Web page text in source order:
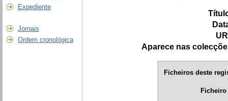
Expediente
Jornais
Ordem cronológica
Aparece nas
Ficheiros deste
Ficheiro